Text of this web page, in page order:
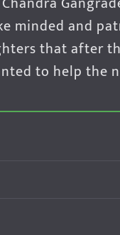
minded and
that after
to help the